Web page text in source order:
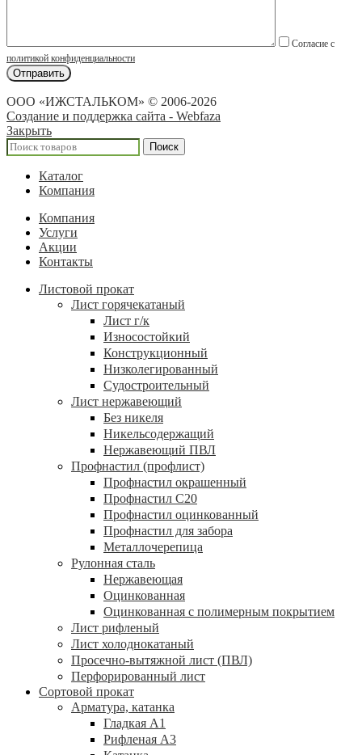
Согласие с
политикой конфиденциальности
ООО «ИЖСТАЛЬКОМ» © 2006-2026
Создание и поддержка сайта - Webfaza
Закрыть
Поиск
Каталог
Компания
Компания
Услуги
Акции
Контакты
Листовой прокат
Лист горячекатаный
Лист г/к
Износостойкий
Конструкционный
Низколегированный
Судостроительный
Лист нержавеющий
Без никеля
Никельсодержащий
Нержавеющий ПВЛ
Профнастил (профлист)
Профнастил окрашенный
Профнастил С20
Профнастил оцинкованный
Профнастил для забора
Металлочерепица
Рулонная сталь
Нержавеющая
Оцинкованная
Оцинкованная с полимерным покрытием
Лист рифленый
Лист холоднокатаный
Просечно-вытяжной лист (ПВЛ)
Перфорированный лист
Сортовой прокат
Арматура, катанка
Гладкая А1
Рифленая А3